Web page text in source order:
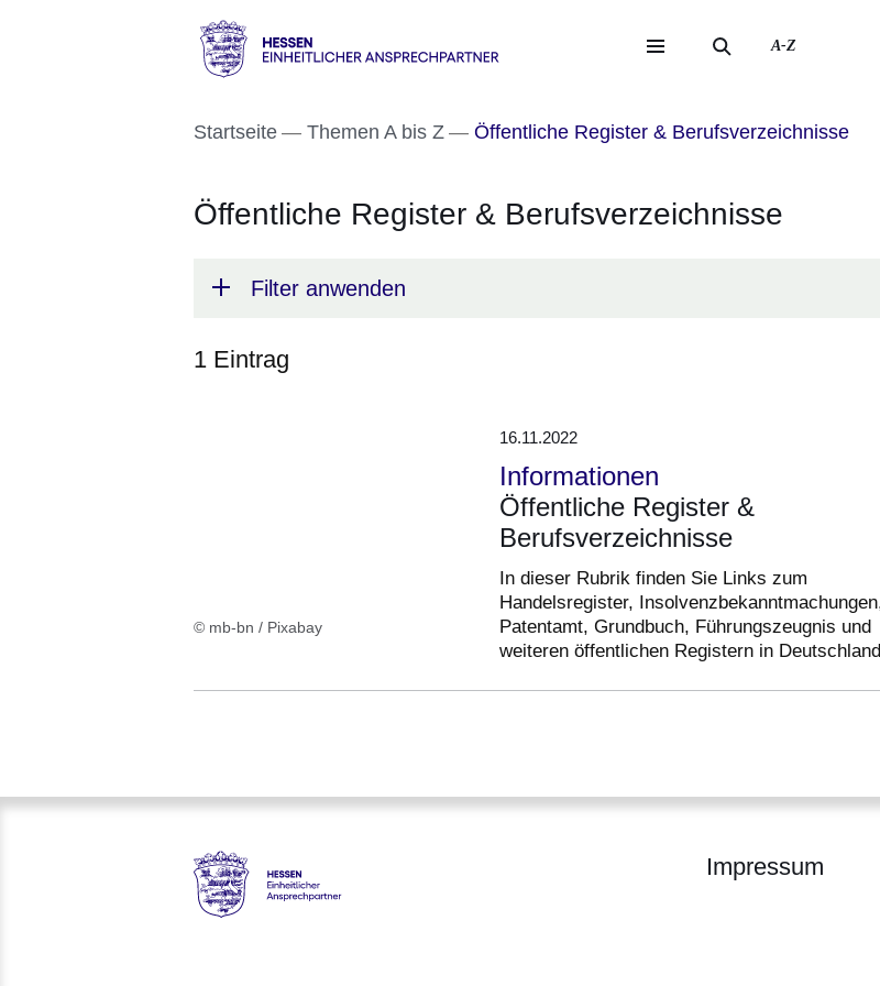
Direkt zum Kopf der Seite
Direkt zum Inhalt
Direkt zum Fuß der Seite
-
Einheitlicher
A-Z
Startseite Themen A bis Z Öffentliche Register & Berufsverzeichnisse
Öffentliche Register & Berufsverzeichnisse
Filter anwenden
1 Eintrag
© mb-bn / Pixabay
16.11.2022
Informationen
Öffentliche Register &
Berufsverzeichnisse
In dieser Rubrik finden Sie Links zum
Handelsregister,
Patentamt, Grundbuch, Führungszeugnis und
weiteren öffentlichen Registern in
Impressum